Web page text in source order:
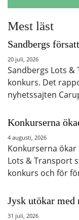
Mest läst
Sandbergs
20 juli, 2026
Sandbergs Lots
konkurs. Det
nyhetssajten
Konkurserna
4 augusti, 2026
Konkurserna
Lots & Transport
konkurs och för
Jysk utökar med
31 juli, 2026